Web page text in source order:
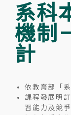
系科
機制
計
依教育部「
課程發展明
習能力及競爭